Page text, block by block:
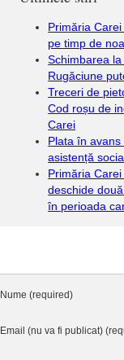
Primăria
pe timp de
Schimbarea
Rugăciune
Treceri de
Cod roșu de
Carei
Plata în
asistență
Primăria
deschide
în perioada
Nume (required)
Email (nu va fi publicat)